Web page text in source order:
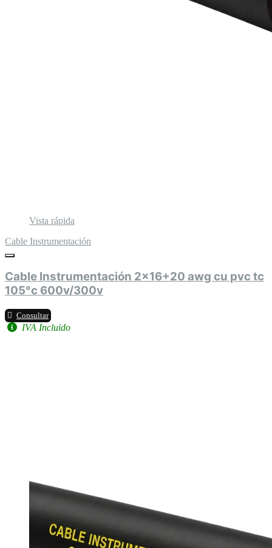
Vista rápida
Cable Instrumentación
Cable Instrumentación 2x16+20 awg cu pvc tc
105°c 600v/300v
Consultar
IVA Incluido